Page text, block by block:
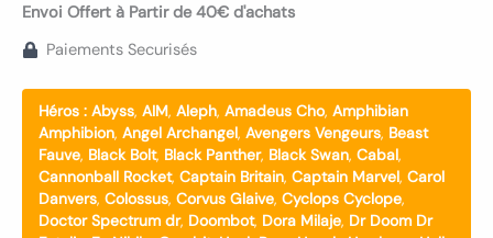
Envoi Offert à Partir de 40€ d'achats
Paiements Securisés
Héros : Abyss, AIM, Aleph, Amadeus Cho, Amphibian
Amphibion, Angel Archangel, Avengers Vengeurs, Beast
Fauve, Black Bolt, Black Panther, Black Swan, Cabal,
Cannonball Rocket, Captain Britain, Captain Marvel, Carol
Danvers, Colossus, Corvus Glaive, Cyclops Cyclope,
Doctor Spectrum dr, Doombot, Dora Milaje, Dr Doom Dr